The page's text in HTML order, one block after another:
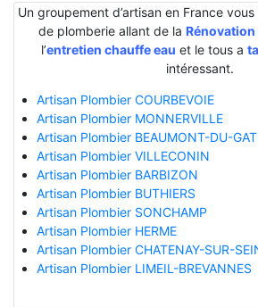
Un groupement d’artisan en France
de plomberie allant de la Rénovation
l’entretien chauffe eau et le tous a
intéressant.
Artisan Plombier COURBEVOIE
Artisan Plombier MONNERVILLE
Artisan Plombier BEAUMONT-DU-
Artisan Plombier VILLECONIN
Artisan Plombier BARBIZON
Artisan Plombier BUTHIERS
Artisan Plombier SONCHAMP
Artisan Plombier HERME
Artisan Plombier CHATENAY-SUR-
Artisan Plombier LIMEIL-BREVANNES